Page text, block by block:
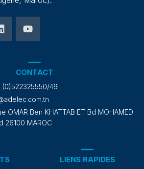
LIENS RAPIDES
CONTACT
(0)522325550/49
OMAR Ben KHATTAB ET Bd MOHAMED
26100 MAROC